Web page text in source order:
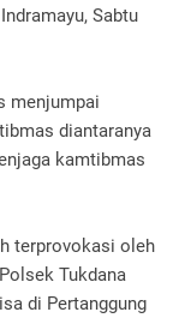
Sabtu
menjumpai
diantaranya
kamtibmas
terprovokasi oleh
Tukdana
di Pertanggung